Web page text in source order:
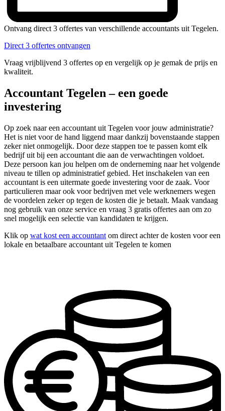
Ontvang direct 3 offertes van verschillende accountants uit Tegelen.
Direct 3 offertes ontvangen
Vraag vrijblijvend 3 offertes op en vergelijk op je gemak de prijs en
kwaliteit.
Accountant Tegelen – een goede
investering
Op zoek naar een accountant uit Tegelen voor jouw administratie?
Het is niet voor de hand liggend maar dankzij bovenstaande stappen
zeker niet onmogelijk. Door deze stappen toe te passen komt elk
bedrijf uit bij een accountant die aan de verwachtingen voldoet.
Deze persoon kan jou helpen om de onderneming naar het volgende
niveau te tillen op administratief gebied. Het inschakelen van een
accountant is een uitermate goede investering voor de zaak. Voor
particulieren maar ook voor bedrijven met vele werknemers wegen
de voordelen zeker op tegen de kosten die je betaalt. Maak vandaag
nog gebruik van onze service en vraag 3 gratis offertes aan om zo
snel mogelijk een selectie van kandidaten te krijgen.
Klik op wat kost een accountant om direct achter de kosten voor een
lokale en betaalbare accountant uit Tegelen te komen